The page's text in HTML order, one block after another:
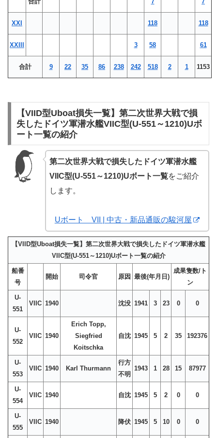
XXI 118 118
XXIII 3 58 61
合計 9 22 35 86 238 242 518 2 1 1153
【VIID型Uboat損失一覧】第二次世界大戦で損
失したドイツ軍潜水艦VIIC型(U-551～1210)Uボ
ート一覧の紹介
第二次世界大戦で損失したドイツ軍潜水艦
VIIC型(U-551～1210)Uボート一覧をご紹介
します。
Uボート VII | 中古・新品通販の駿河屋
【VIID型Uboat損失一覧】第二次世界大戦で損失したドイツ軍潜水艦
VIIC型(U-551～1210)Uボート一覧の紹介
船番
号
開始 司令官 原因 最後(年月日)
成果隻数/ト
ン
U-
551
VIIC 1940 沈没 1941 3 23 0 0
U-
552
VIIC 1940
Erich Topp,
Siegfried
Koitschka
自沈 1945 5 2 35 192376
U-
553
VIIC 1940 Karl Thurmann
行方
不明
1943 1 28 15 87977
U-
554
VIIC 1940 自沈 1945 5 2 0 0
U-
555
VIIC 1940 降伏 1945 5 10 0 0